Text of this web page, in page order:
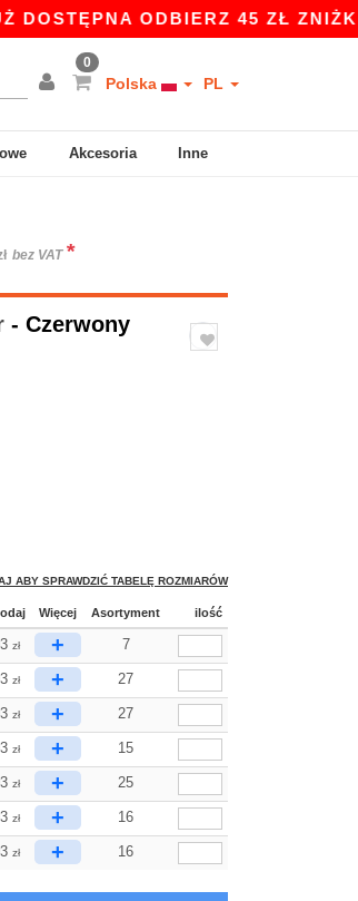
ODBIERZ 45 ZŁ ZNIŻKI NA
0
Polska PL
Akcesoria Inne
bez VAT *
- Czerwony
ABY SPRAWDZIĆ TABELĘ ROZMIARÓW
Więcej Asortyment ilość
zł + 7
zł + 27
zł + 27
zł + 15
zł + 25
zł + 16
zł + 16